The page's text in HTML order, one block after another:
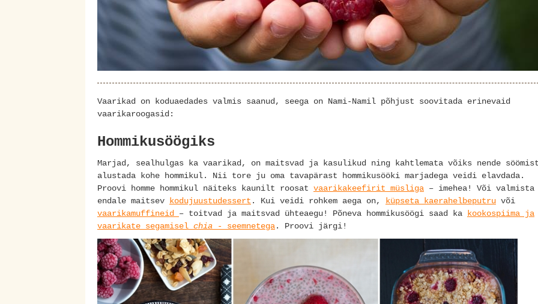
Vaarikad on koduaedades valmis saanud, seega on Nami-Namil põhjust soovitada erinevaid
vaarikaroogasid:
Hommikusöögiks
Marjad, sealhulgas ka vaarikad, on maitsvad ja kasulikud ning kahtlemata võiks nende
alustada kohe hommikul. Nii tore ju oma tavapärast hommikusööki marjadega veidi elavdada.
Proovi homme hommikul näiteks kaunilt roosat vaarikakeefirit müsliga – imehea! Või valmista
endale maitsev kodujuustudessert . Kui veidi rohkem aega on, küpseta kaerahelbeputru või
vaarikamuffineid – toitvad ja maitsvad ühteaegu! Põneva hommikusöögi saad ka kookospiima ja
vaarikate segamisel chia - seemnetega. Proovi järgi!